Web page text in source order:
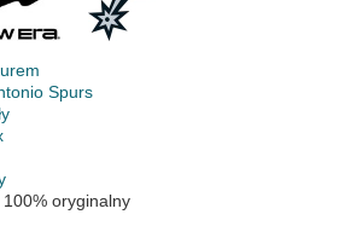
Spurs
100% oryginalny